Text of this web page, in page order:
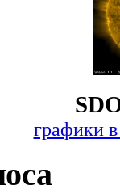
графики